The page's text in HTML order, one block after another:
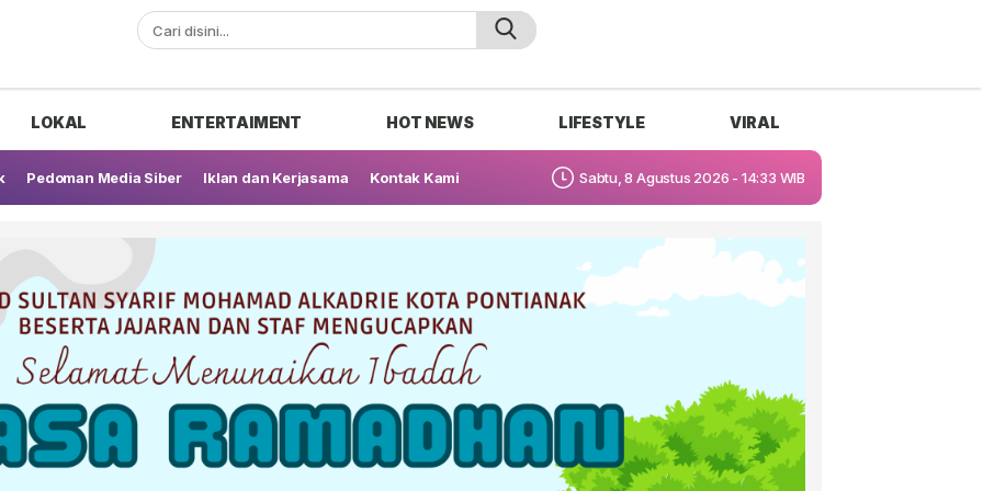
LOKAL ENTERTAIMENT HOT NEWS LIFESTYLE VIRAL
Pedoman Media Siber Iklan dan Kerjasama Kontak Kami Sabtu, 8 Agustus 2026 - 14:33 WIB